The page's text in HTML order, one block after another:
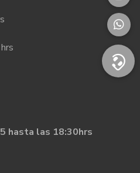
hasta las 18:30hrs